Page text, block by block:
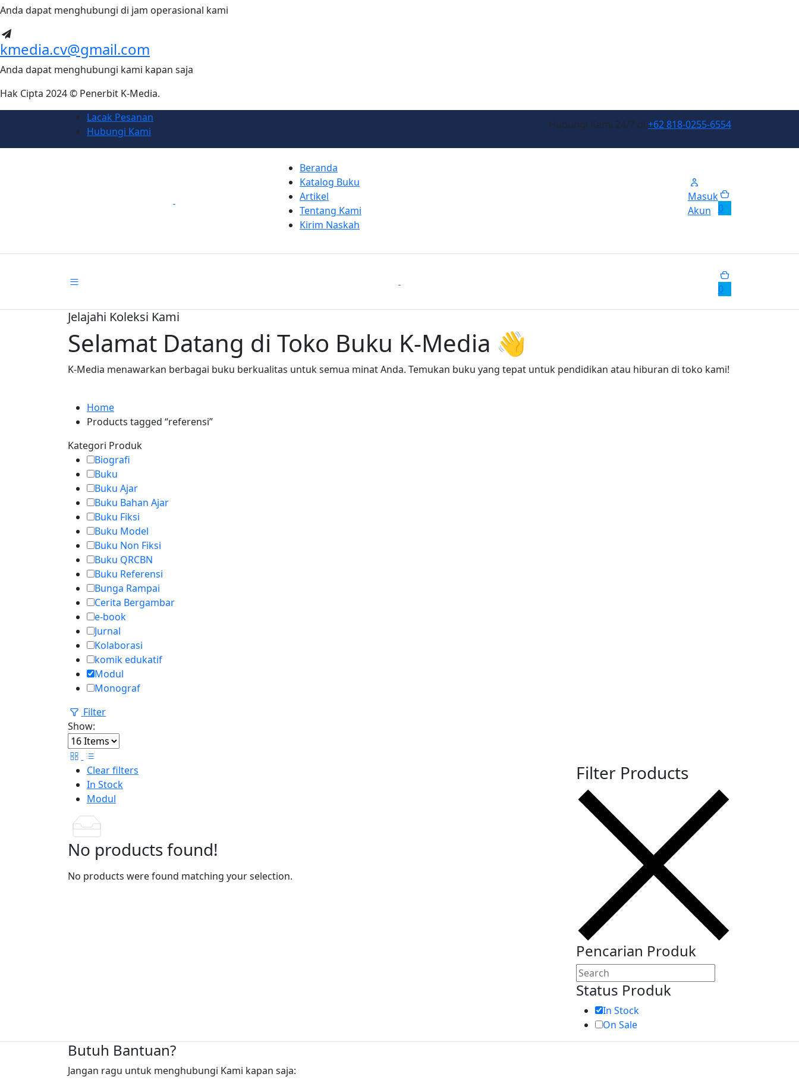
Anda dapat menghubungi di jam operasional kami
kmedia.cv@gmail.com
Anda dapat menghubungi kami kapan saja
Hak Cipta 2024 © Penerbit K-Media.
Lacak Pesanan
Hubungi Kami
Hubungi Kami 24/7 di +62 818-0255-6554
Beranda
Katalog Buku
Artikel
Tentang Kami
Kirim Naskah
Masuk
Akun
0
0
Jelajahi Koleksi Kami
Selamat Datang di Toko Buku K-Media 👋
K-Media menawarkan berbagai buku berkualitas untuk semua minat Anda. Temukan buku yang tepat untuk pendidikan atau hiburan di toko kami!
Home
Products tagged “referensi”
Kategori Produk
Biografi
Buku
Buku Ajar
Buku Bahan Ajar
Buku Fiksi
Buku Model
Buku Non Fiksi
Buku QRCBN
Buku Referensi
Bunga Rampai
Cerita Bergambar
e-book
Jurnal
Kolaborasi
komik edukatif
Modul
Monograf
Filter
Show:
Clear filters
In Stock
Modul
No products found!
No products were found matching your selection.
Filter Products
Pencarian Produk
Status Produk
In Stock
On Sale
Butuh Bantuan?
Jangan ragu untuk menghubungi Kami kapan saja: